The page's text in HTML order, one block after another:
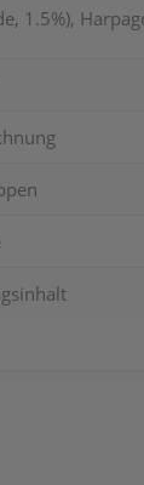
1.5%),